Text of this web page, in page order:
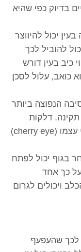
בדיוק כפי שהיא
יכול להיווצר
להוביל לכך
כיב בעין דורש
כואב, עלול לסכן
הנפוצה ביותר
דלקות
עיניים יכולות להיות בעפעף השלישי עצמו (cherry eye)
בגוף יכול לפתח
על כך אחד
ויכולים לגרום
לכך שהעפעף